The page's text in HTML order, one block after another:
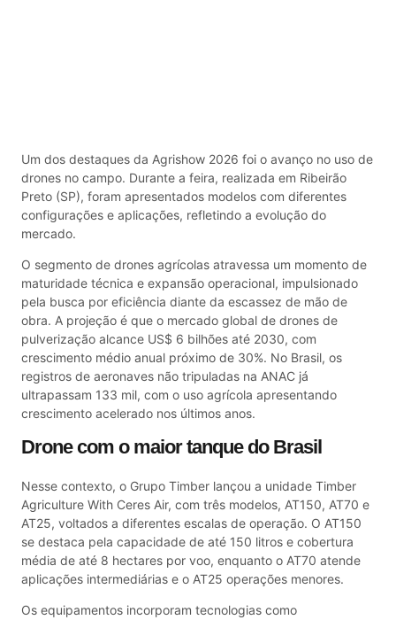
Um dos destaques da Agrishow 2026 foi o avanço no uso de
drones no campo. Durante a feira, realizada em Ribeirão
Preto (SP), foram apresentados modelos com diferentes
configurações e aplicações, refletindo a evolução do
mercado.
O segmento de drones agrícolas atravessa um momento de
maturidade técnica e expansão operacional, impulsionado
pela busca por eficiência diante da escassez de mão de
obra. A projeção é que o mercado global de drones de
pulverização alcance US$ 6 bilhões até 2030, com
crescimento médio anual próximo de 30%. No Brasil, os
registros de aeronaves não tripuladas na ANAC já
ultrapassam 133 mil, com o uso agrícola apresentando
crescimento acelerado nos últimos anos.
Drone com o maior tanque do Brasil
Nesse contexto, o Grupo Timber lançou a unidade Timber
Agriculture With Ceres Air, com três modelos, AT150, AT70 e
AT25, voltados a diferentes escalas de operação. O AT150
se destaca pela capacidade de até 150 litros e cobertura
média de até 8 hectares por voo, enquanto o AT70 atende
aplicações intermediárias e o AT25 operações menores.
Os equipamentos incorporam tecnologias como